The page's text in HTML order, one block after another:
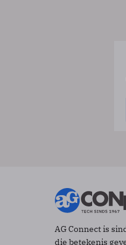
AG Connect is
die betekenis